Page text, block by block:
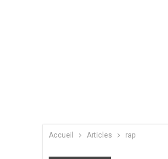
Accueil Articles rap